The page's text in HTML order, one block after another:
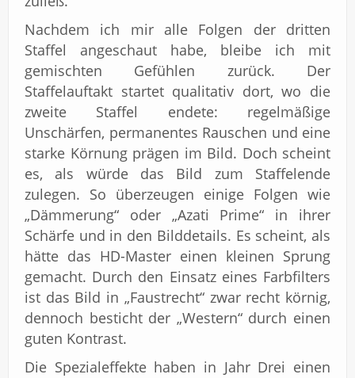
Nachdem ich mir alle Folgen der dritten
Staffel angeschaut habe, bleibe ich mit
gemischten Gefühlen zurück. Der
Staffelauftakt startet qualitativ dort, wo die
zweite Staffel endete: regelmäßige
Unschärfen, permanentes Rauschen und eine
starke Körnung prägen im Bild. Doch scheint
es, als würde das Bild zum Staffelende
zulegen. So überzeugen einige Folgen wie
„Dämmerung“ oder „Azati Prime“ in ihrer
Schärfe und in den Bilddetails. Es scheint, als
hätte das HD-Master einen kleinen Sprung
gemacht. Durch den Einsatz eines Farbfilters
ist das Bild in „Faustrecht“ zwar recht körnig,
dennoch besticht der „Western“ durch einen
guten Kontrast.
Die Spezialeffekte haben in Jahr Drei einen